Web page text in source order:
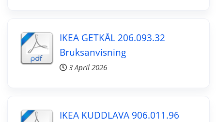
IKEA GETKÅL 206.093.32
Bruksanvisning
3 April 2026
IKEA KUDDLAVA 906.011.96